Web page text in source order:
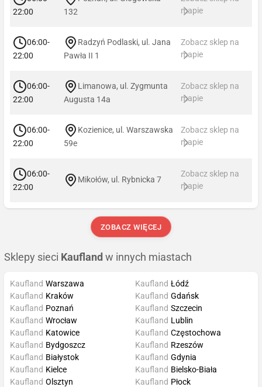
22:00
132
mapie
06:00-
22:00
Radzyń Podlaski, ul. Jana
Pawła II 1
Zobacz sklep na
mapie
06:00-
22:00
Limanowa, ul. Zygmunta
Augusta 14a
Zobacz sklep na
mapie
06:00-
22:00
Kozienice, ul. Warszawska
59e
Zobacz sklep na
mapie
06:00-
22:00
Mikołów, ul. Rybnicka 7
Zobacz sklep na
mapie
ZOBACZ WIĘCEJ
Sklepy sieci Kaufland w innych miastach
Kaufland Warszawa
Kaufland Kraków
Kaufland Poznań
Kaufland Wrocław
Kaufland Łódź
Kaufland Gdańsk
Kaufland Szczecin
Kaufland Lublin
Kaufland Katowice
Kaufland Bydgoszcz
Kaufland Białystok
Kaufland Kielce
Kaufland Częstochowa
Kaufland Rzeszów
Kaufland Gdynia
Kaufland Bielsko-Biała
Kaufland Olsztyn Kaufland Płock